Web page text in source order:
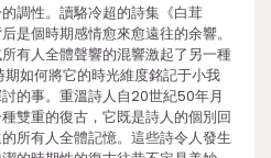
調性。讀駱冷超的詩集《白茸
是個時期感情愈來愈遠往的余響。
有人全體聲響的混響激起了另一種
如何將它的時光維度銘記于小我
的事。重溫詩人自20世紀50年月
雙重的復古，它既是詩人的個別回
所有人全體記憶。這些詩令人發生